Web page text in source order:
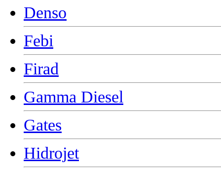
Denso
Febi
Firad
Gamma Diesel
Gates
Hidrojet